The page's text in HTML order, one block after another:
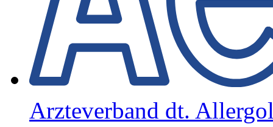
Arzteverband dt.